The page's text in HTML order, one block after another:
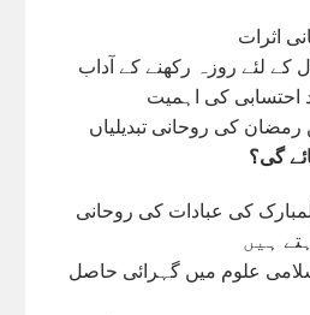
اثرات
لئے روزہ رکھنے کے آداب
احتسابی کی اہمیت
کی روحانی تبدیلیاں
گی؟
کی عبادات کی روحانی
ہیں
علوم میں گہرائی حاصل